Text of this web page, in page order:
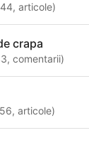
,articole)
crapa
,comentarii)
,articole)